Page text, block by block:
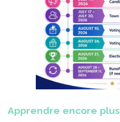
Apprendre encore plus